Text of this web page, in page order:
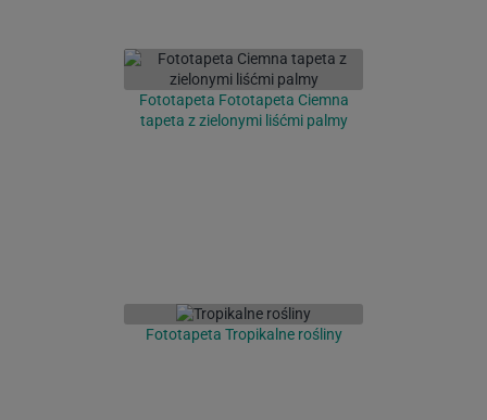
Fototapeta Fototapeta Ciemna
tapeta z zielonymi liśćmi palmy
Fototapeta Tropikalne rośliny